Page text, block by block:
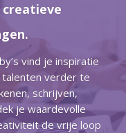
vind je inspiratie
verder te
schrijven,
je waardevolle
de vrije loop